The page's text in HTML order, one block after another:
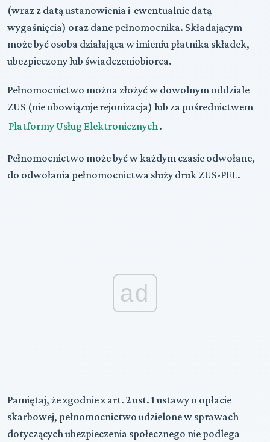
(wraz z datą ustanowienia i ewentualnie datą
wygaśnięcia) oraz dane pełnomocnika. Składającym
może być osoba działająca w imieniu płatnika składek,
ubezpieczony lub świadczeniobiorca.
Pełnomocnictwo można złożyć w dowolnym oddziale
ZUS (nie obowiązuje rejonizacja) lub za pośrednictwem
Platformy Usług Elektronicznych .
Pełnomocnictwo może być w każdym czasie odwołane,
do odwołania pełnomocnictwa służy druk ZUS-PEL.
ad
Pamiętaj, że zgodnie z art. 2 ust. 1 ustawy o opłacie
skarbowej, pełnomocnictwo udzielone w sprawach
dotyczących ubezpieczenia społecznego nie podlega